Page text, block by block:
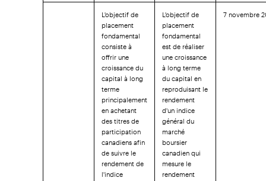
L'objectif de
placement
fondamental
consiste à
offrir une
croissance du
capital à long
terme
principalement
en achetant
des titres de
participation
canadiens afin
de suivre le
rendement de
l'indice
L'objectif de
placement
fondamental
est de réaliser
une croissance
à long terme
du capital en
reproduisant le
rendement
d'un indice
général du
marché
boursier
canadien qui
mesure le
rendement
7 novembre